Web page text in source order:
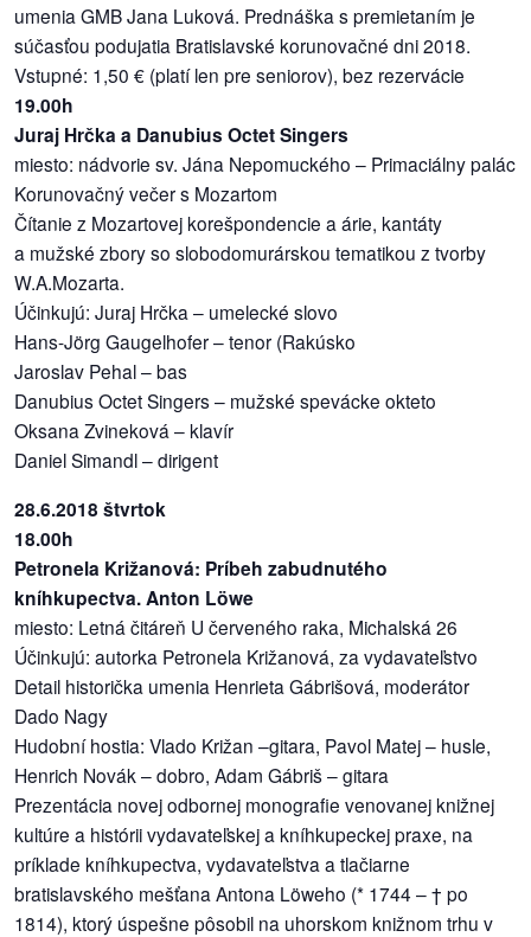
umenia GMB Jana Luková. Prednáška s premietaním je
súčasťou podujatia Bratislavské korunovačné dni 2018.
Vstupné: 1,50 € (platí len pre seniorov), bez rezervácie
19.00h
Juraj Hrčka a Danubius Octet Singers
miesto: nádvorie sv. Jána Nepomuckého – Primaciálny palác
Korunovačný večer s Mozartom
Čítanie z Mozartovej korešpondencie a árie, kantáty
a mužské zbory so slobodomurárskou tematikou z tvorby
W.A.Mozarta.
Účinkujú: Juraj Hrčka – umelecké slovo
Hans-Jörg Gaugelhofer – tenor (Rakúsko
Jaroslav Pehal – bas
Danubius Octet Singers – mužské spevácke okteto
Oksana Zvineková – klavír
Daniel Simandl – dirigent
28.6.2018 štvrtok
18.00h
Petronela Križanová: Príbeh zabudnutého
kníhkupectva. Anton Löwe
miesto: Letná čitáreň U červeného raka, Michalská 26
Účinkujú: autorka Petronela Križanová, za vydavateľstvo
Detail historička umenia Henrieta Gábrišová, moderátor
Dado Nagy
Hudobní hostia: Vlado Križan –gitara, Pavol Matej – husle,
Henrich Novák – dobro, Adam Gábriš – gitara
Prezentácia novej odbornej monografie venovanej knižnej
kultúre a histórii vydavateľskej a kníhkupeckej praxe, na
príklade kníhkupectva, vydavateľstva a tlačiarne
bratislavského mešťana Antona Löweho (* 1744 – † po
1814), ktorý úspešne pôsobil na uhorskom knižnom trhu v